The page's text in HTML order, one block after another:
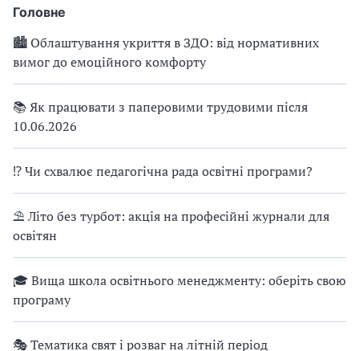
Головне
🏙 Облаштування укриття в ЗДО: від нормативних
вимог до емоційного комфорту
📚 Як працювати з паперовими трудовими після
10.06.2026
⁉ Чи схвалює педагогічна рада освітні програми?
⛱ Літо без турбот: акція на професійні журнали для
освітян
🎓 Вища школа освітнього менеджменту: оберіть свою
програму
🎭 Тематика свят і розваг на літній період